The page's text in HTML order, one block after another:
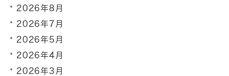
2026年8月
2026年7月
2026年5月
2026年4月
2026年3月